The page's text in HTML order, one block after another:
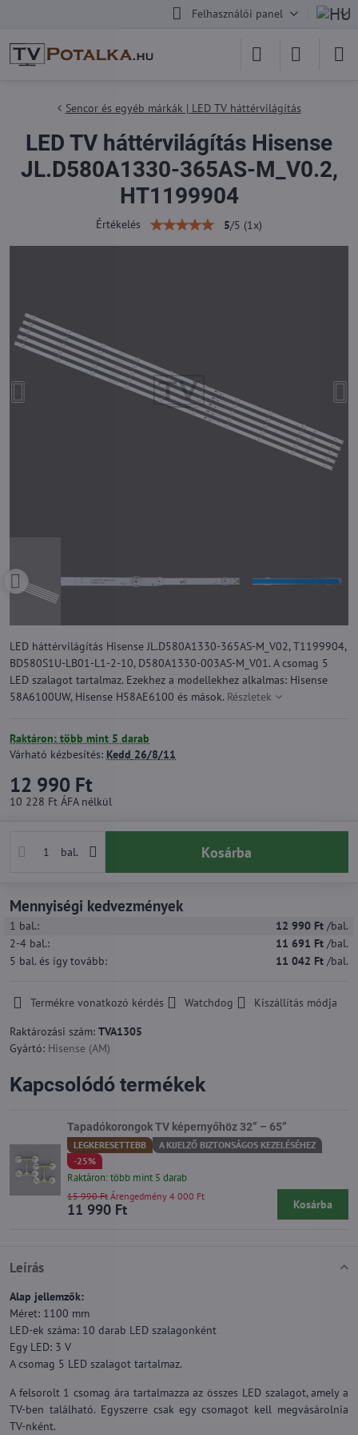
Felhasználói panel
Sencor és egyéb márkák | LED TV háttérvilágítás
LED TV háttérvilágítás Hisense
JL.D580A1330-365AS-M_V0.2,
HT1199904
Értékelés 5/5 (1 x)
LED háttérvilágítás Hisense JL.D580A1330-365AS-M_V02, T1199904,
BD580S1U-LB01-L1-2-10, D580A1330-003AS-M_V01. A csomag 5
LED szalagot tartalmaz. Ezekhez a modellekhez alkalmas: Hisense
58A6100UW, Hisense H58AE6100 és mások. Részletek
Raktáron: több mint 5 darab
Várható kézbesítés: Kedd 26/8/11
12 990 Ft
10 228 Ft ÁFA nélkül
bal. Kosárba
Mennyiségi kedvezmények
1 bal.: 12 990 Ft /bal.
2-4 bal.: 11 691 Ft /bal.
5 bal. és így tovább: 11 042 Ft /bal.
Termékre vonatkozó kérdés Watchdog
Kiszállítás módja
Raktározási szám: TVA1305
Gyártó: Hisense (AM)
Leírás
Alap jellemzők:
Méret: 1100 mm
LED-ek száma: 10 darab LED szalagonként
Egy LED: 3 V
A csomag 5 LED szalagot tartalmaz.
A felsorolt 1 csomag ára tartalmazza az összes LED szalagot, amely a
TV-ben található. Egyszerre csak egy csomagot kell megvásárolnia
TV-nként.
Kapcsolódó termékek
Tapadókorongok TV képernyőhöz 32” – 65”
LEGKERESETTEBB
A KIJELZŐ BIZTONSÁGOS KEZELÉSÉHEZ
-25%
Raktáron: több mint 5 darab
11 990 Ft
15 990 Ft Árengedmény 4 000 Ft
Kosárba